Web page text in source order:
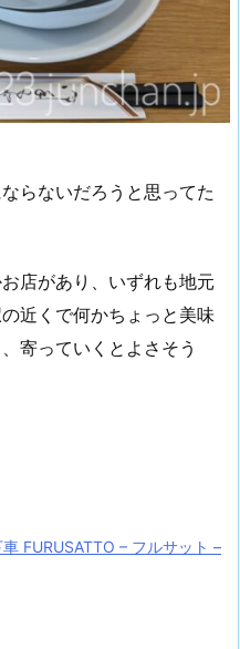
らないだろうと思ってた
店があり、いずれも地元
近くで何かちょっと美味
寄っていくとよさそう
FURUSATTO – フルサット –